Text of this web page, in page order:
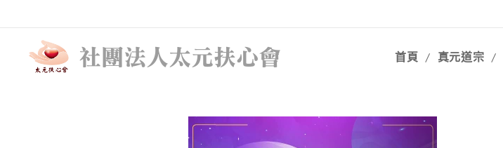
社團法人太元扶心會 首頁 真元道宗